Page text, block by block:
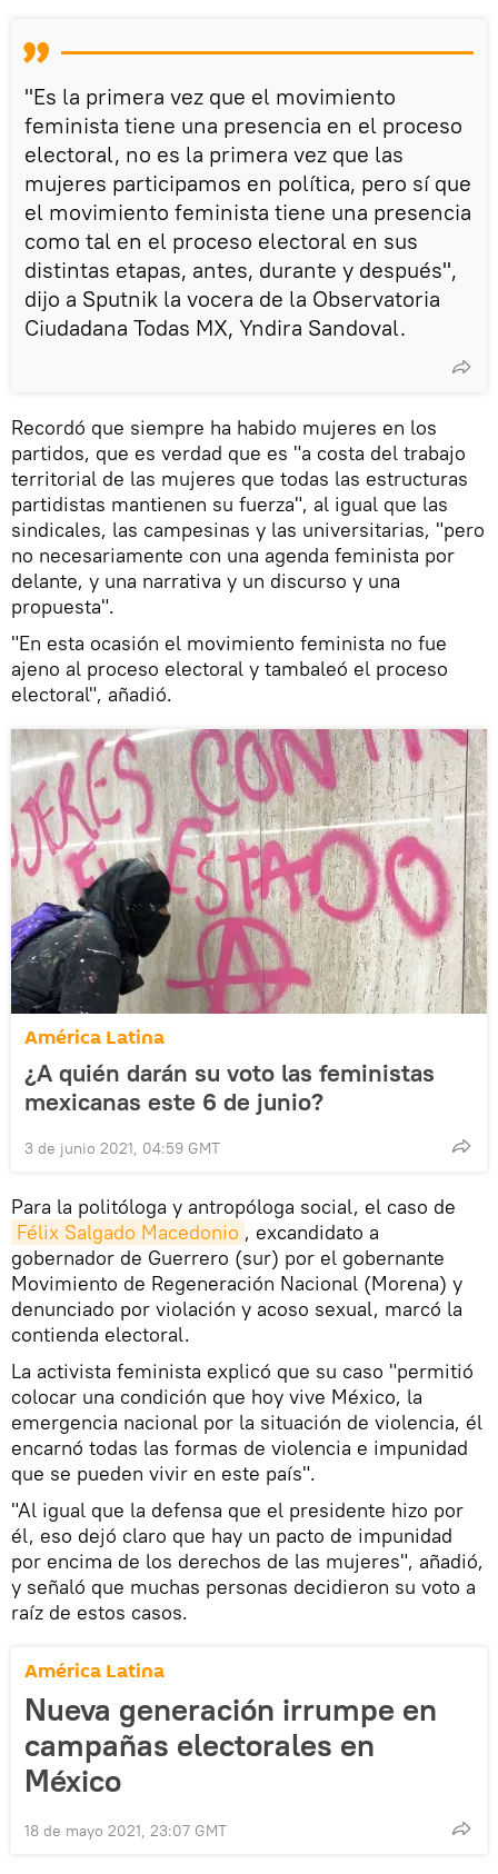
"Es la primera vez que el movimiento
feminista tiene una presencia en el proceso
electoral, no es la primera vez que las
mujeres participamos en política, pero sí que
el movimiento feminista tiene una presencia
como tal en el proceso electoral en sus
distintas etapas, antes, durante y después",
dijo a Sputnik la vocera de la Observatoria
Ciudadana Todas MX, Yndira Sandoval.
Recordó que siempre ha habido mujeres en los
partidos, que es verdad que es "a costa del trabajo
territorial de las mujeres que todas las estructuras
partidistas mantienen su fuerza", al igual que las
sindicales, las campesinas y las universitarias, "pero
no necesariamente con una agenda feminista por
delante, y una narrativa y un discurso y una
propuesta".
"En esta ocasión el movimiento feminista no fue
ajeno al proceso electoral y tambaleó el proceso
electoral", añadió.
América Latina
¿A quién darán su voto las feministas
mexicanas este 6 de junio?
3 de junio 2021, 04:59 GMT
Para la politóloga y antropóloga social, el caso de
Félix Salgado Macedonio , excandidato a
gobernador de Guerrero (sur) por el gobernante
Movimiento de Regeneración Nacional (Morena) y
denunciado por violación y acoso sexual, marcó la
contienda electoral.
La activista feminista explicó que su caso "permitió
colocar una condición que hoy vive México, la
emergencia nacional por la situación de violencia, él
encarnó todas las formas de violencia e impunidad
que se pueden vivir en este país".
"Al igual que la defensa que el presidente hizo por
él, eso dejó claro que hay un pacto de impunidad
por encima de los derechos de las mujeres", añadió,
y señaló que muchas personas decidieron su voto a
raíz de estos casos.
América Latina
Nueva generación irrumpe en
campañas electorales en
México
18 de mayo 2021, 23:07 GMT